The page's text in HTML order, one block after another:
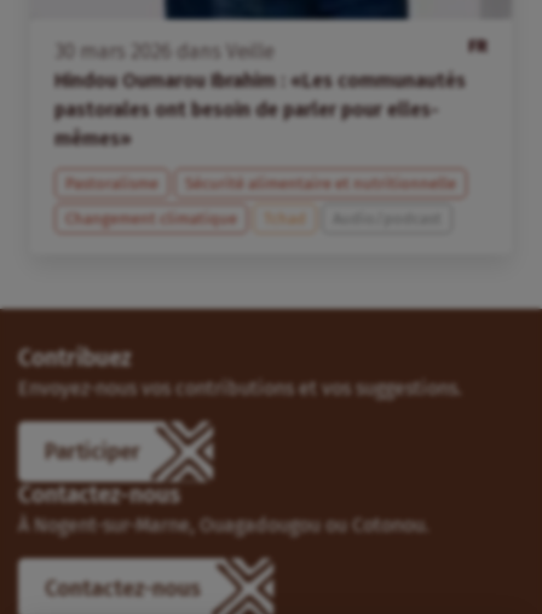
FR
mars dans
Veille
Hindou Oumarou Ibrahim : «Les communautés
pastorales ont besoin de parler pour elles-
mêmes»
Pastoralisme
Sécurité alimentaire et nutritionnelle
Changement climatique
Tchad
Contribuez
Envoyez-nous vos contributions et vos suggestions.
Participer
Contactez-nous
À Nogent-sur-Marne, Ouagadougou ou Cotonou.
Contactez-nous